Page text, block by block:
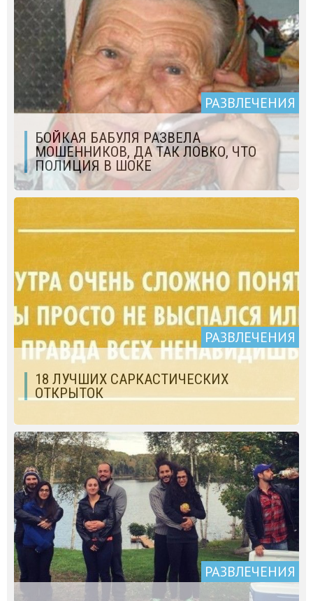
РАЗВЛЕЧЕНИЯ
БОЙКАЯ БАБУЛЯ РАЗВЕЛА
МОШЕННИКОВ, ДА ТАК ЛОВКО, ЧТО
ПОЛИЦИЯ В ШОКЕ
РАЗВЛЕЧЕНИЯ
18 ЛУЧШИХ САРКАСТИЧЕСКИХ
ОТКРЫТОК
РАЗВЛЕЧЕНИЯ